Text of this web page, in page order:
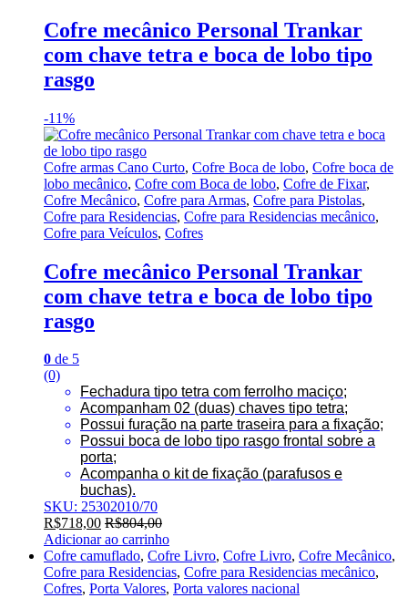
Cofre mecânico Personal Trankar
com chave tetra e boca de lobo tipo
rasgo
-11%
Cofre armas Cano Curto, Cofre Boca de lobo, Cofre boca de
lobo mecânico, Cofre com Boca de lobo, Cofre de Fixar,
Cofre Mecânico, Cofre para Armas, Cofre para Pistolas,
Cofre para Residencias, Cofre para Residencias mecânico,
Cofre para Veículos, Cofres
Cofre mecânico Personal Trankar
com chave tetra e boca de lobo tipo
rasgo
0 de 5
(0)
Fechadura tipo tetra com ferrolho maciço;
Acompanham 02 (duas) chaves tipo tetra;
Possui furação na parte traseira para a fixação;
Possui boca de lobo tipo rasgo frontal sobre a
porta;
Acompanha o kit de fixação (parafusos e
buchas).
SKU: 25302010/70
R$718,00 R$804,00
Adicionar ao carrinho
Cofre camuflado, Cofre Livro, Cofre Livro, Cofre Mecânico,
Cofre para Residencias, Cofre para Residencias mecânico,
Cofres, Porta Valores, Porta valores nacional